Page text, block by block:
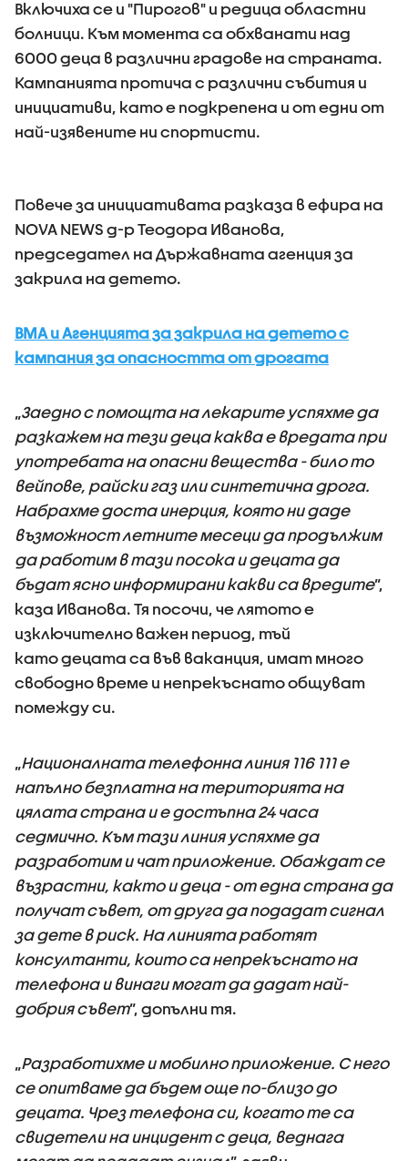
Включиха се и "Пирогов" и редица областни
болници. Към момента са обхванати над
6000 деца в различни градове на страната.
Кампанията протича с различни събития и
инициативи, като е подкрепена и от едни от
най-изявените ни спортисти.
Повече за инициативата разказа в ефира на
NOVA NEWS д-р Теодора Иванова,
председател на Държавната агенция за
закрила на детето.
ВМА и Агенцията за закрила на детето с
кампания за опасността от дрогата
„Заедно с помощта на лекарите успяхме да
разкажем на тези деца каква е вредата при
употребата на опасни вещества - било то
вейпове, райски газ или синтетична дрога.
Набрахме доста инерция, която ни даде
възможност летните месеци да продължим
да работим в тази посока и децата да
бъдат ясно информирани какви са вредите”,
каза Иванова. Тя посочи, че лятото е
изключително важен период, тъй
като децата са във ваканция, имат много
свободно време и непрекъснато общуват
помежду си.
„Националната телефонна линия 116 111 е
напълно безплатна на територията на
цялата страна и е достъпна 24 часа
седмично. Към тази линия успяхме да
разработим и чат приложение. Обаждат се
възрастни, както и деца - от една страна да
получат съвет, от друга да подадат сигнал
за дете в риск. На линията работят
консултанти, които са непрекъснато на
телефона и винаги могат да дадат най-
добрия съвет”, допълни тя.
„Разработихме и мобилно приложение. С него
се опитваме да бъдем още по-близо до
децата. Чрез телефона си, когато те са
свидетели на инцидент с деца, веднага